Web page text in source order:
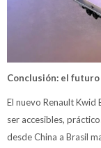
Conclusión: el
El nuevo Renault Kwid
ser accesibles,
desde China a Brasil